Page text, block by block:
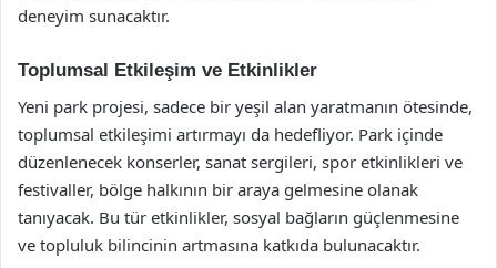
deneyim sunacaktır.
Toplumsal Etkileşim ve Etkinlikler
Yeni park projesi, sadece bir yeşil alan yaratmanın ötesinde,
toplumsal etkileşimi artırmayı da hedefliyor. Park içinde
düzenlenecek konserler, sanat sergileri, spor etkinlikleri ve
festivaller, bölge halkının bir araya gelmesine olanak
tanıyacak. Bu tür etkinlikler, sosyal bağların güçlenmesine
ve topluluk bilincinin artmasına katkıda bulunacaktır.